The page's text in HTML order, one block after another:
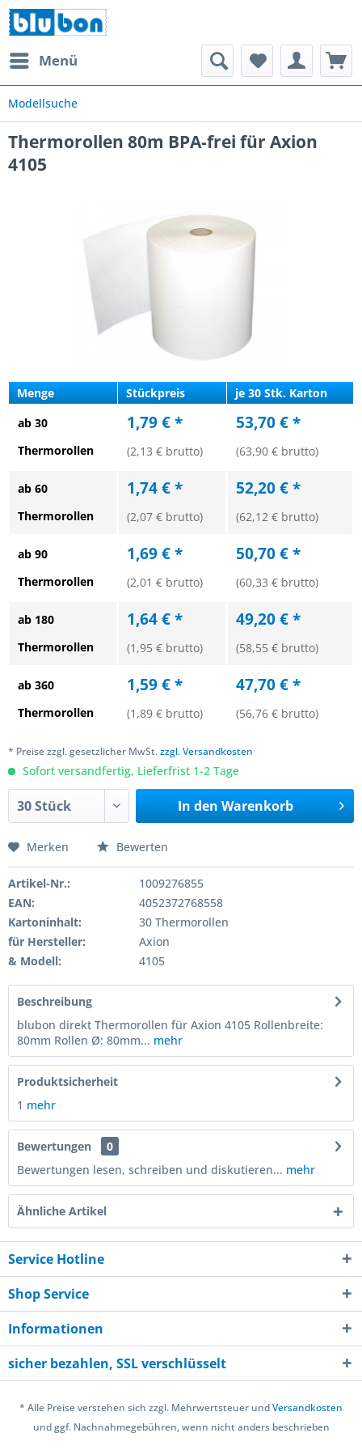
Menü
Modellsuche
Thermorollen 80m BPA-frei für Axion
4105
Menge Stückpreis
je 30 Stk. Karton
ab 30
Thermorollen
1,79 € *
(2,13 € brutto)
53,70 € *
(63,90 € brutto)
ab 60
Thermorollen
1,74 € *
(2,07 € brutto)
52,20 € *
(62,12 € brutto)
ab 90
Thermorollen
1,69 € *
(2,01 € brutto)
50,70 € *
(60,33 € brutto)
ab 180
Thermorollen
1,64 € *
(1,95 € brutto)
49,20 € *
(58,55 € brutto)
ab 360
Thermorollen
1,59 € *
(1,89 € brutto)
47,70 € *
(56,76 € brutto)
* Preise zzgl. gesetzlicher MwSt.zzgl. Versandkosten
Sofort versandfertig, Lieferfrist 1-2 Tage
In den Warenkorb
Merken Bewerten
Artikel-Nr.:
1009276855
EAN:
4052372768558
Kartoninhalt:
30 Thermorollen
für Hersteller:
Axion
& Modell:
4105
Beschreibung
blubon direkt Thermorollen für Axion 4105 Rollenbreite:
80mm Rollen Ø: 80mm... mehr
Produktsicherheit
1 mehr
Bewertungen
0
Bewertungen lesen, schreiben und diskutieren... mehr
Ähnliche Artikel
Service Hotline
Shop Service
Informationen
sicher bezahlen, SSL verschlüsselt
* Alle Preise verstehen sich zzgl. Mehrwertsteuer undVersandkosten
und ggf. Nachnahmegebühren, wenn nicht anders beschrieben